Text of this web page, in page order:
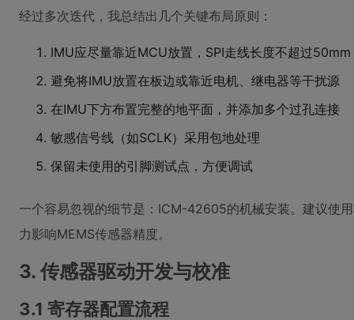
经过多次迭代，我总结出几个关键布局原则：
IMU应尽量靠近MCU放置，SPI走线长度不超过50mm
避免将IMU放置在板边或靠近电机、继电器等干扰源
在IMU下方布置完整的地平面，并添加多个过孔连接
敏感信号线（如SCLK）采用包地处理
保留未使用的引脚测试点，方便调试
一个容易忽视的细节是：ICM-42605的机械安装。建议使
力影响MEMS传感器精度。
3. 传感器驱动开发与校准
3.1 寄存器配置流程